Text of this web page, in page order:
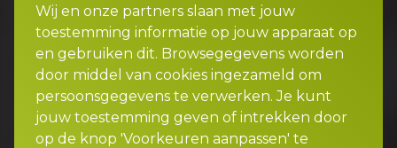
Wij en onze partners slaan met jouw
toestemming informatie op jouw apparaat op
en gebruiken dit. Browsegegevens worden
door middel van cookies ingezameld om
persoonsgegevens te verwerken. Je kunt
jouw toestemming geven of intrekken door
op de knop 'Voorkeuren aanpassen' te